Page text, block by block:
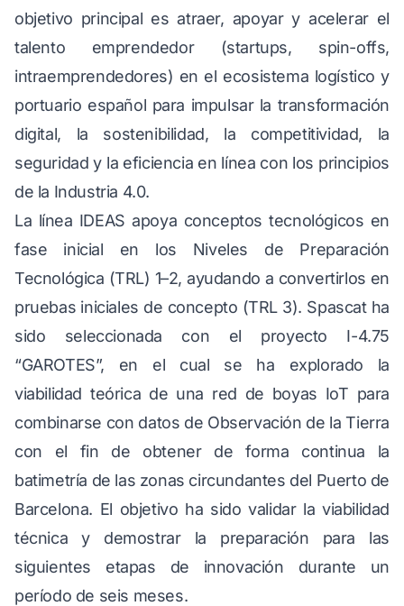
objetivo principal es atraer, apoyar y acelerar el
talento emprendedor (startups, spin-offs,
intraemprendedores) en el ecosistema logístico y
portuario español para impulsar la transformación
digital, la sostenibilidad, la competitividad, la
seguridad y la eficiencia en línea con los principios
de la Industria 4.0.
La línea IDEAS apoya conceptos tecnológicos en
fase inicial en los Niveles de Preparación
Tecnológica (TRL) 1–2, ayudando a convertirlos en
pruebas iniciales de concepto (TRL 3). Spascat ha
sido seleccionada con el proyecto I-4.75
“GAROTES”, en el cual se ha explorado la
viabilidad teórica de una red de boyas IoT para
combinarse con datos de Observación de la Tierra
con el fin de obtener de forma continua la
batimetría de las zonas circundantes del Puerto de
Barcelona. El objetivo ha sido validar la viabilidad
técnica y demostrar la preparación para las
siguientes etapas de innovación durante un
período de seis meses.